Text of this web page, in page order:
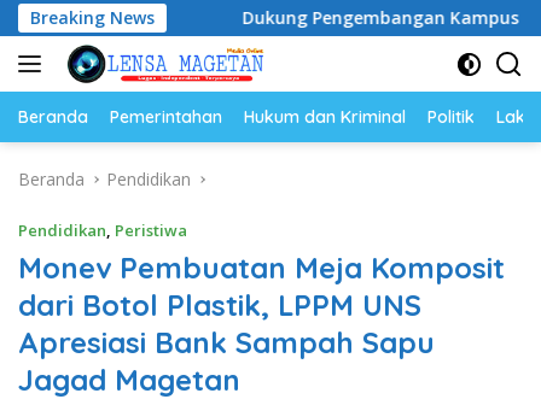
Langsung
ke
konten
Breaking NewsDukung Pengembangan Kampus UNESA di Pusat
Beranda Pemerintahan Hukum dan Kriminal Politik
Beranda Pendidikan
Pendidikan, Peristiwa
Monev Pembuatan Meja Komposit
dari Botol Plastik, LPPM UNS
Apresiasi Bank Sampah Sapu
Jagad Magetan